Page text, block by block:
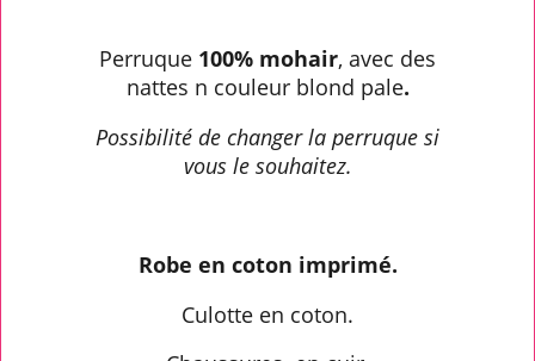
Perruque 100% mohair, avec des
nattes n couleur blond pale.
Possibilité de changer la perruque si
vous le souhaitez.
Robe en coton imprimé.
Culotte en coton.